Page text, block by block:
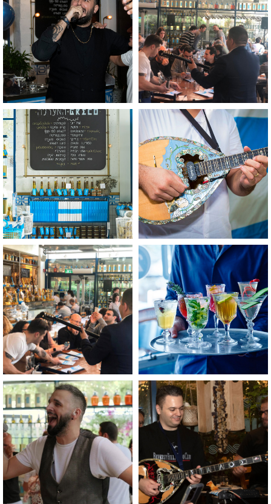
בגדול
-
+
בגדול
-
+
לפתיחת
התמונה
בגדול
-
+
לפתיחת
התמונה
בגדול
-
+
לפתיחת
התמונה
בגדול
-
+
לפתיחת
התמונה
בגדול
-
+
לפתיחת
התמונה
בגדול
-
+
לפתיחת
התמונה
בגדול
+